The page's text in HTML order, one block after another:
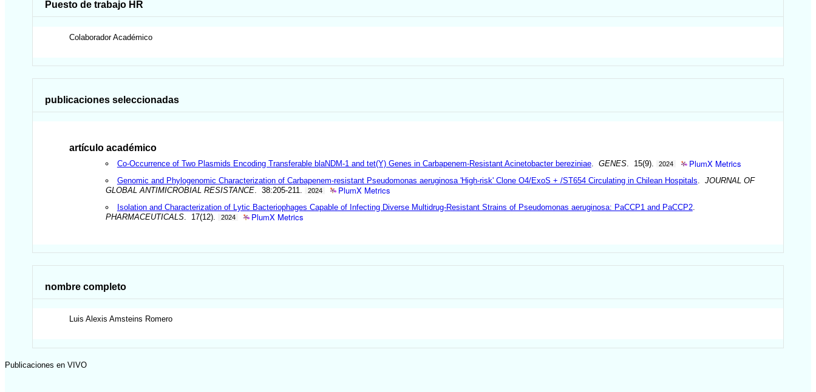
Puesto de trabajo HR
Colaborador Académico
publicaciones seleccionadas
artículo académico
Co-Occurrence of Two Plasmids Encoding Transferable blaNDM-1 and tet(Y) Genes in Carbapenem-Resistant Acinetobacter bereziniae. GENES. 15(9). 2024 PlumX Metrics
Genomic and Phylogenomic Characterization of Carbapenem-resistant Pseudomonas aeruginosa 'High-risk' Clone O4/ExoS + /ST654 Circulating in Chilean Hospitals
JOURNAL OF
GLOBAL ANTIMICROBIAL RESISTANCE . 38:205-211. 2024 PlumX Metrics
Isolation and Characterization of Lytic Bacteriophages Capable of Infecting Diverse Multidrug-Resistant Strains of Pseudomonas aeruginosa: PaCCP1 and PaCCP2.
PHARMACEUTICALS . 17(12). 2024 PlumX Metrics
nombre completo
Luis Alexis Amsteins Romero
Publicaciones en VIVO